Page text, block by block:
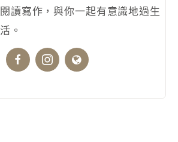
閱讀寫作，與你一起有意識地過生
活。